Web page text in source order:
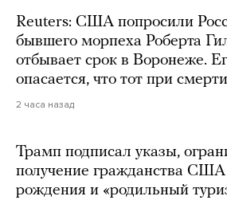
Reuters: США попросили
бывшего морпеха Роберта
отбывает срок в Воронеже.
опасается, что тот при смерти
2 часа назад
Трамп подписал указы,
получение гражданства США
рождения и «родильный